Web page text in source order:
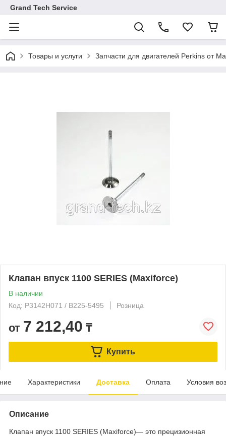
Grand Tech Service
Товары и услуги Запчасти для двигателей Perkins от
Клапан впуск 1100 SERIES (Maxiforce)
В наличии
Код: P3142H071 / B225-5495
Розница
от 7 212,40 ₸
Купить
Характеристики Доставка Оплата Условия
Описание
Клапан впуск 1100 SERIES (Maxiforce)— это прецизионная